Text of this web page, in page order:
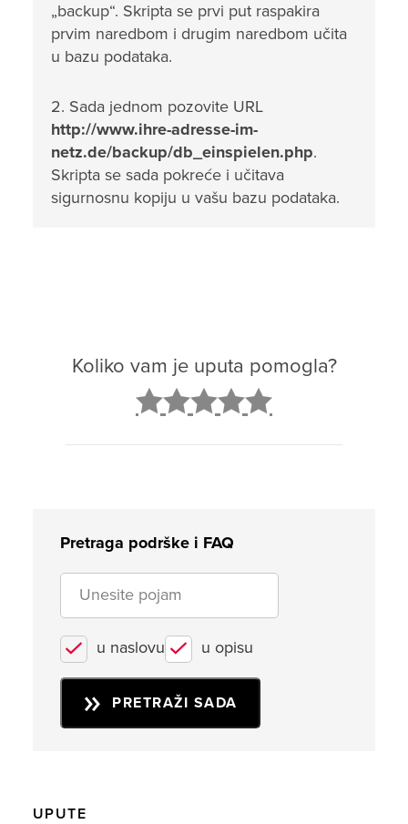
„backup“. Skripta se prvi put raspakira
prvim naredbom i drugim naredbom učita
u bazu podataka.
2. Sada jednom pozovite URL
http://www.ihre-adresse-im-
netz.de/backup/db_einspielen.php.
Skripta se sada pokreće i učitava
sigurnosnu kopiju u vašu bazu podataka.
Koliko vam je uputa pomogla?
Pretraga podrške i FAQ
u naslovu u opisu
PRETRAŽI SADA
UPUTE